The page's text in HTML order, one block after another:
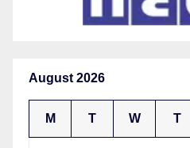
August 2026
M T W T